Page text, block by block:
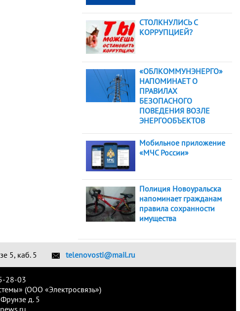
СТОЛКНУЛИСЬ С
КОРРУПЦИЕЙ?
«ОБЛКОММУНЭНЕРГО»
НАПОМИНАЕТ О
ПРАВИЛАХ
БЕЗОПАСНОГО
ПОВЕДЕНИЯ ВОЗЛЕ
ЭНЕРГООБЪЕКТОВ
Мобильное приложение
«МЧС России»
Полиция Новоуральска
напоминает гражданам
правила сохранности
имущества
5, каб. 5 telenovosti@mail.ru
28-03
(ООО «Электросвязь»)
д. 5